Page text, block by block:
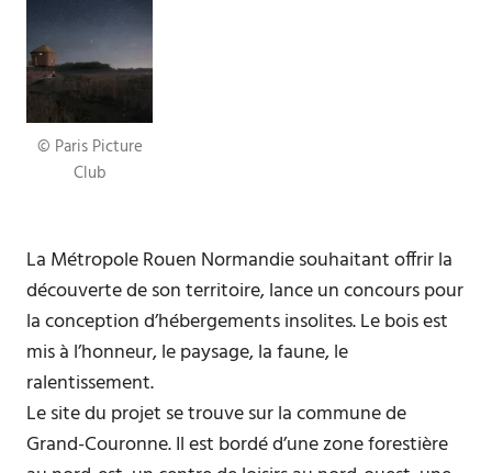
© Paris Picture
Club
La Métropole Rouen Normandie souhaitant offrir la
découverte de son territoire, lance un concours pour
la conception d’hébergements insolites. Le bois est
mis à l’honneur, le paysage, la faune, le
ralentissement.
Le site du projet se trouve sur la commune de
Grand-Couronne. Il est bordé d’une zone forestière